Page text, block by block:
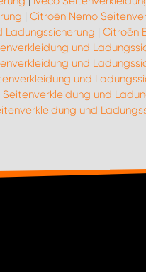
| Citroën Nemo
Ladungssicherung | Citroën
und
und
und
Seitenverkleidung und
und